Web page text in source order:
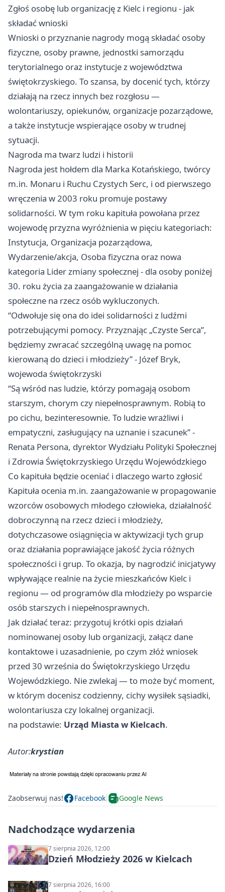
Zgłoś osobę lub organizację z Kielc i regionu - jak
składać wnioski
Wnioski o przyznanie nagrody mogą składać osoby
fizyczne, osoby prawne, jednostki samorządu
terytorialnego oraz instytucje z województwa
świętokrzyskiego. To szansa, by docenić tych, którzy
działają na rzecz innych bez rozgłosu —
wolontariuszy, opiekunów, organizacje pozarządowe,
a także instytucje wspierające osoby w trudnej
sytuacji.
Nagroda ma twarz ludzi i historii
Nagroda jest hołdem dla Marka Kotańskiego, twórcy
m.in. Monaru i Ruchu Czystych Serc, i od pierwszego
wręczenia w 2003 roku promuje postawy
solidarności. W tym roku kapituła powołana przez
wojewodę przyzna wyróżnienia w pięciu kategoriach:
Instytucja, Organizacja pozarządowa,
Wydarzenie/akcja, Osoba fizyczna oraz nowa
kategoria Lider zmiany społecznej - dla osoby poniżej
30. roku życia za zaangażowanie w działania
społeczne na rzecz osób wykluczonych.
“Odwołuje się ona do idei solidarności z ludźmi
potrzebującymi pomocy. Przyznając „Czyste Serca”,
będziemy zwracać szczególną uwagę na pomoc
kierowaną do dzieci i młodzieży” - Józef Bryk,
wojewoda świętokrzyski
“Są wśród nas ludzie, którzy pomagają osobom
starszym, chorym czy niepełnosprawnym. Robią to
po cichu, bezinteresownie. To ludzie wrażliwi i
empatyczni, zasługujący na uznanie i szacunek” -
Renata Persona, dyrektor Wydziału Polityki Społecznej
i Zdrowia Świętokrzyskiego Urzędu Wojewódzkiego
Co kapituła będzie oceniać i dlaczego warto zgłosić
Kapituła ocenia m.in. zaangażowanie w propagowanie
wzorców osobowych młodego człowieka, działalność
dobroczynną na rzecz dzieci i młodzieży,
dotychczasowe osiągnięcia w aktywizacji tych grup
oraz działania poprawiające jakość życia różnych
społeczności i grup. To okazja, by nagrodzić inicjatywy
wpływające realnie na życie mieszkańców Kielc i
regionu — od programów dla młodzieży po wsparcie
osób starszych i niepełnosprawnych.
Jak działać teraz: przygotuj krótki opis działań
nominowanej osoby lub organizacji, załącz dane
kontaktowe i uzasadnienie, po czym złóż wniosek
przed 30 września do Świętokrzyskiego Urzędu
Wojewódzkiego. Nie zwlekaj — to może być moment,
w którym docenisz codzienny, cichy wysiłek sąsiadki,
wolontariusza czy lokalnej organizacji.
na podstawie: Urząd Miasta w Kielcach.
Autor:krystian
Zaobserwuj nas! Facebook Google News
Nadchodzące wydarzenia
7 sierpnia 2026, 12:00
Dzień Młodzieży 2026 w Kielcach
7 sierpnia 2026, 16:00